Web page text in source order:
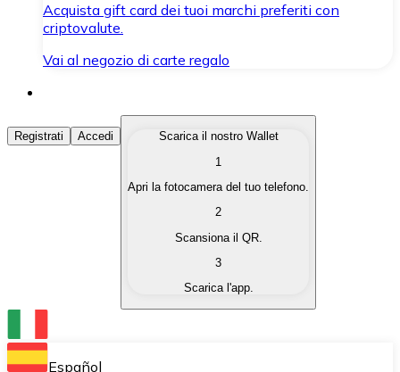
Acquista gift card dei tuoi marchi preferiti con
criptovalute.
Vai al negozio di carte regalo
Acquista Criptovalute
Acquista le criptovalute che ti interessano in modo
Converti le tue criptovalute in valuta fiat quando ne
Scambia una criptovaluta con un'altra
Conserva le tue cripto in un Wallet self-custodial.
Registrati Accedi
Scarica il nostro Wallet
1
Apri la fotocamera del tuo telefono.
2
Scansiona il QR.
3
Scarica l'app.
Español